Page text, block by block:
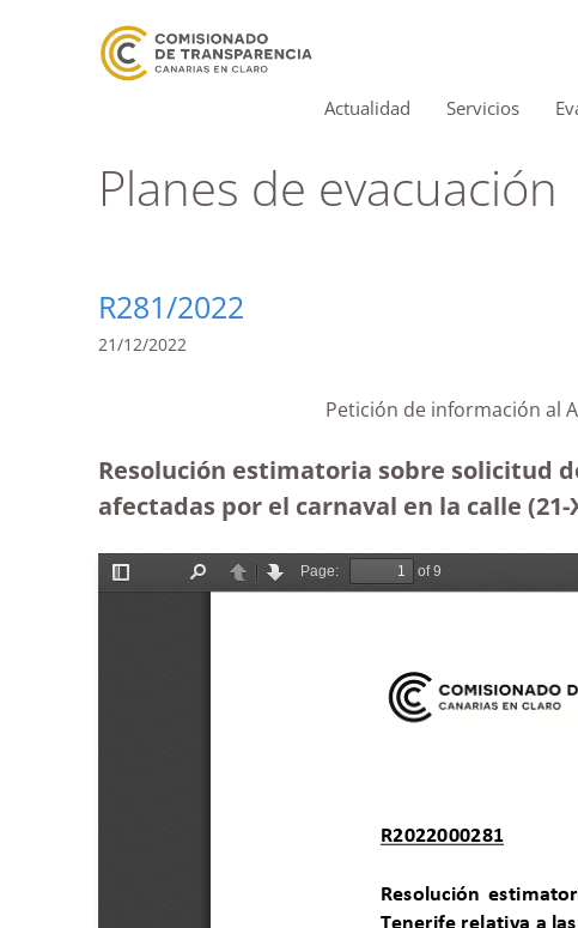
Actualidad Servicios
Planes de evacuación
R281/2022
21/12/2022
Petición de información al
Resolución estimatoria sobre solicitud
afectadas por el carnaval en la calle (21-